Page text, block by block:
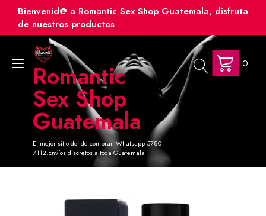
contenido
Bienvenid@ a Romantic Sex Shop Guatemala, disfruta
de nuestros productos
Romantic
Sex Shop
Guatemala
El mejor sitio donde comprar. Whatsapp 5780-
7112.Envíos discretos a toda Guatemala
Alternar
navegación
0